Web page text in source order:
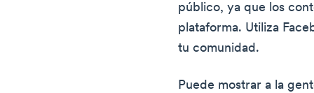
público, ya que los
plataforma. Utiliza
tu comunidad.
Puede mostrar a la